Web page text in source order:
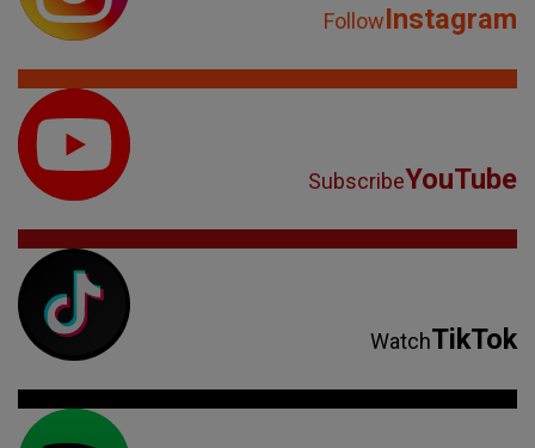
FollowInstagram
SubscribeYouTube
WatchTikTok